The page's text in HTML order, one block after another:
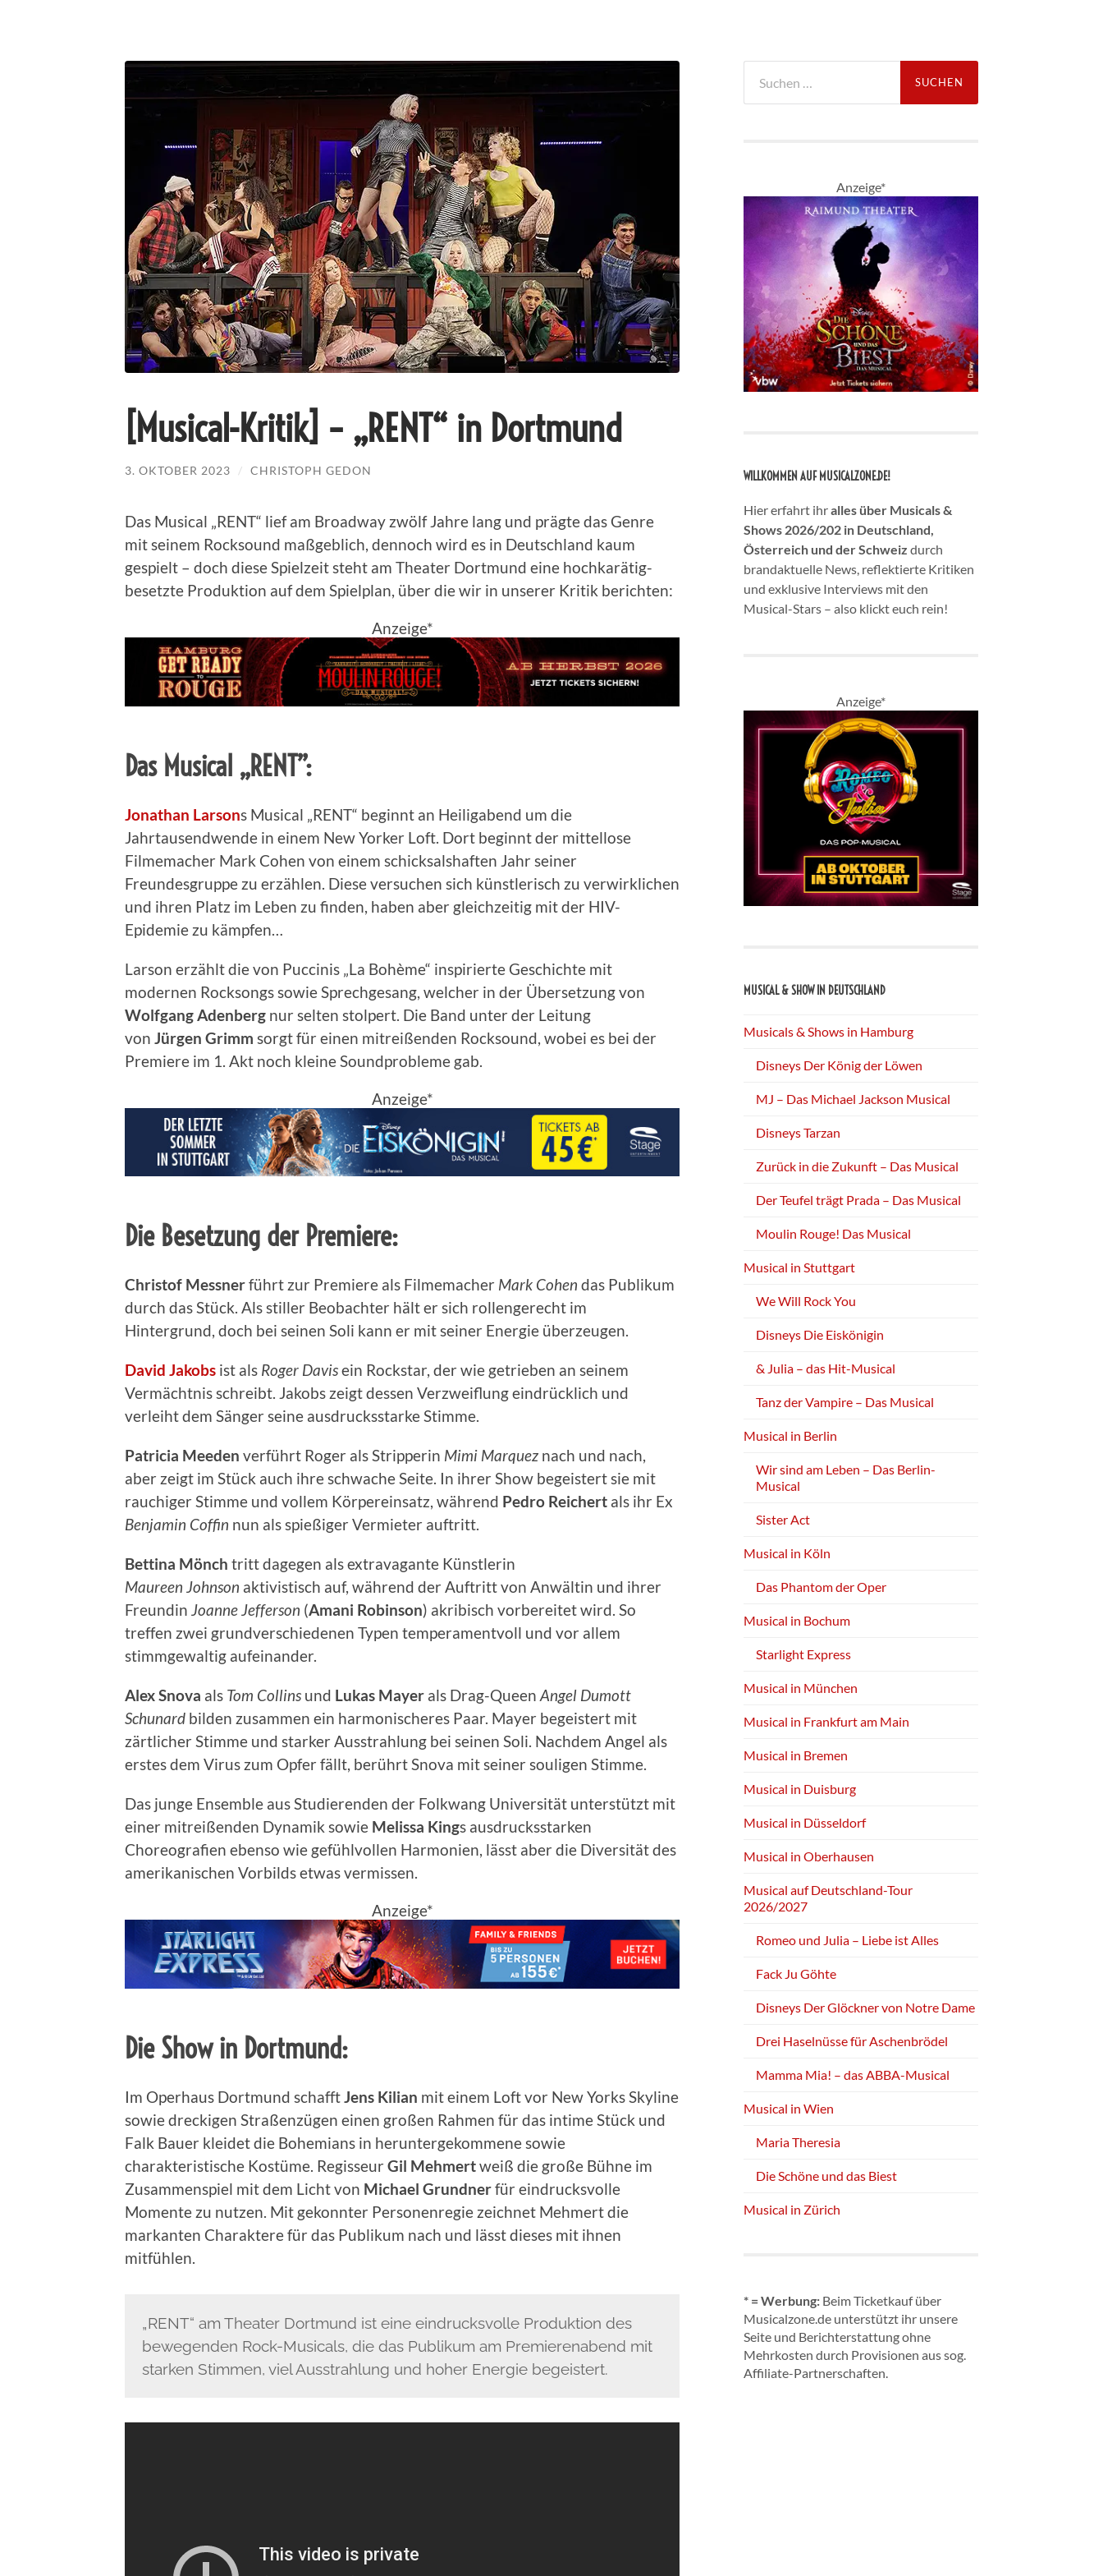
[Musical-Kritik] – „RENT“ in Dortmund
3. OKTOBER 2023 / CHRISTOPH GEDON
Das Musical „RENT“ lief am Broadway zwölf Jahre lang und prägte das Genre
mit seinem Rocksound maßgeblich, dennoch wird es in Deutschland kaum
gespielt – doch diese Spielzeit steht am Theater Dortmund eine hochkarätig-
besetzte Produktion auf dem Spielplan, über die wir in unserer Kritik berichten:
Anzeige*
Das Musical „RENT”:
Jonathan Larsons Musical „RENT“ beginnt an Heiligabend um die
Jahrtausendwende in einem New Yorker Loft. Dort beginnt der mittellose
Filmemacher Mark Cohen von einem schicksalshaften Jahr seiner
Freundesgruppe zu erzählen. Diese versuchen sich künstlerisch zu verwirklichen
und ihren Platz im Leben zu finden, haben aber gleichzeitig mit der HIV-
Epidemie zu kämpfen…
Larson erzählt die von Puccinis „La Bohème“ inspirierte Geschichte mit
modernen Rocksongs sowie Sprechgesang, welcher in der Übersetzung von
WolfgangAdenberg nur selten stolpert. Die Band unter der Leitung
von Jürgen Grimm sorgt für einen mitreißenden Rocksound, wobei es bei der
Premiere im 1. Akt noch kleine Soundprobleme gab.
Anzeige*
Die Besetzung der Premiere:
Christof Messnerführt zur Premiere als Filmemacher Mark Cohen das Publikum
durch das Stück. Als stiller Beobachter hält er sich rollengerecht im
Hintergrund, doch bei seinen Soli kann er mit seiner Energie überzeugen.
David Jakobs ist als Roger Davisein Rockstar, der wie getrieben an seinem
Vermächtnis schreibt. Jakobs zeigt dessen Verzweiflung eindrücklich und
verleiht dem Sänger seine ausdrucksstarke Stimme.
Patricia Meeden verführt Roger als Stripperin Mimi Marquez nach und nach,
aber zeigt im Stück auch ihre schwache Seite. In ihrer Show begeistert sie mit
rauchiger Stimme und vollem Körpereinsatz, während Pedro Reichert als ihr Ex
Benjamin Coffin nun als spießiger Vermieter auftritt.
Bettina Mönch tritt dagegen als extravagante Künstlerin
Maureen Johnson aktivistisch auf, während der Auftritt von Anwältin und ihrer
Freundin JoanneJefferson (Amani Robinson) akribisch vorbereitet wird. So
treffen zwei grundverschiedenen Typen temperamentvoll und vor allem
stimmgewaltig aufeinander.
AlexSnova als Tom Collins und Lukas Mayer als Drag-Queen Angel Dumott
Schunard bilden zusammen ein harmonischeres Paar. Mayer begeistert mit
zärtlicher Stimme und starker Ausstrahlung bei seinen Soli. Nachdem Angel als
erstes dem Virus zum Opfer fällt, berührt Snova mit seiner souligen Stimme.
Das junge Ensemble aus Studierenden der Folkwang Universität unterstützt mit
einer mitreißenden Dynamik sowie Melissa Kings ausdrucksstarken
Choreografien ebenso wie gefühlvollen Harmonien, lässt aber die Diversität des
amerikanischen Vorbilds etwas vermissen.
Anzeige*
Die Show in Dortmund:
Im Operhaus Dortmund schafftJens Kilian mit einem Loft vor New Yorks Skyline
sowie dreckigen Straßenzügen einen großen Rahmen für das intime Stück und
Falk Bauer kleidet die Bohemians in heruntergekommene sowie
charakteristische Kostüme. Regisseur Gil Mehmertweiß die große Bühne im
Zusammenspiel mit dem Licht von Michael Grundnerfür eindrucksvolle
Momente zu nutzen. Mit gekonnter Personenregie zeichnet Mehmert die
markanten Charaktere für das Publikum nach und lässt dieses mit ihnen
mitfühlen.
„RENT“ am Theater Dortmund ist eine eindrucksvolle Produktion des
bewegenden Rock-Musicals, die das Publikum am Premierenabend mit
starken Stimmen, viel Ausstrahlung und hoher Energie begeistert.
nach:
Anzeige*
WILLKOMMEN AUF MUSICALZONE.DE!
Hier erfahrt ihralles über Musicals &
Shows 2026/202 in Deutschland,
Österreich und der Schweiz durch
brandaktuelle News, reflektierte Kritiken
und exklusive Interviews mit den
Musical-Stars – also klickt euch rein!
Anzeige*
MUSICAL & SHOW IN DEUTSCHLAND
Musicals & Shows in Hamburg
Disneys Der König der Löwen
MJ – Das Michael Jackson Musical
Disneys Tarzan
Zurück in die Zukunft – Das Musical
Der Teufel trägt Prada – Das Musical
Moulin Rouge! Das Musical
Musical in Stuttgart
We Will Rock You
Disneys Die Eiskönigin
& Julia – das Hit-Musical
Tanz der Vampire – Das Musical
Musical in Berlin
Wir sind am Leben – Das Berlin-
Musical
Sister Act
Musical in Köln
Das Phantom der Oper
Musical in Bochum
Starlight Express
Musical in München
Musical in Frankfurt am Main
Musical in Bremen
Musical in Duisburg
Musical in Düsseldorf
Musical in Oberhausen
Musical auf Deutschland-Tour
2026/2027
Romeo und Julia – Liebe ist Alles
Fack Ju Göhte
Disneys Der Glöckner von Notre Dame
Drei Haselnüsse für Aschenbrödel
Mamma Mia! – das ABBA-Musical
Musical in Wien
Maria Theresia
Die Schöne und das Biest
Musical in Zürich
* = Werbung: Beim Ticketkauf über
Musicalzone.de unterstützt ihr unsere
Seite und Berichterstattung ohne
Mehrkosten durch Provisionen aus sog.
Affiliate-Partnerschaften.